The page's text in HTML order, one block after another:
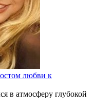
любви к
в атмосферу глубокой